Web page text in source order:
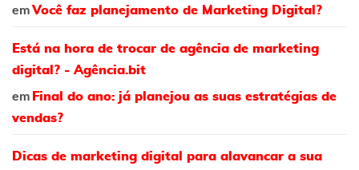
emVocê faz planejamento de Marketing Digital?
Está na hora de trocar de agência de marketing
digital? - Agência.bit
em Final do ano: já planejou as suas estratégias de
vendas?
Dicas de marketing digital para alavancar a sua